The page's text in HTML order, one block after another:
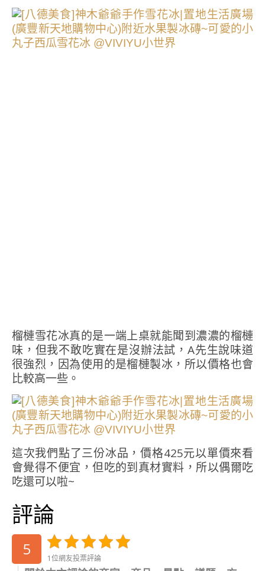
榴槤雪花冰真的是一端上桌就能聞到濃濃的榴槤
味，但我不敢吃實在是沒辦法試，A先生說味道
很強烈，因為使用的是榴槤製冰，所以價格也會
比較高一些。
這次我們點了三份冰品，價格425元以單價來看
會覺得不便宜，但吃的到真材實料，所以偶爾吃
吃還可以啦~
評論
5 1位網友投票評論